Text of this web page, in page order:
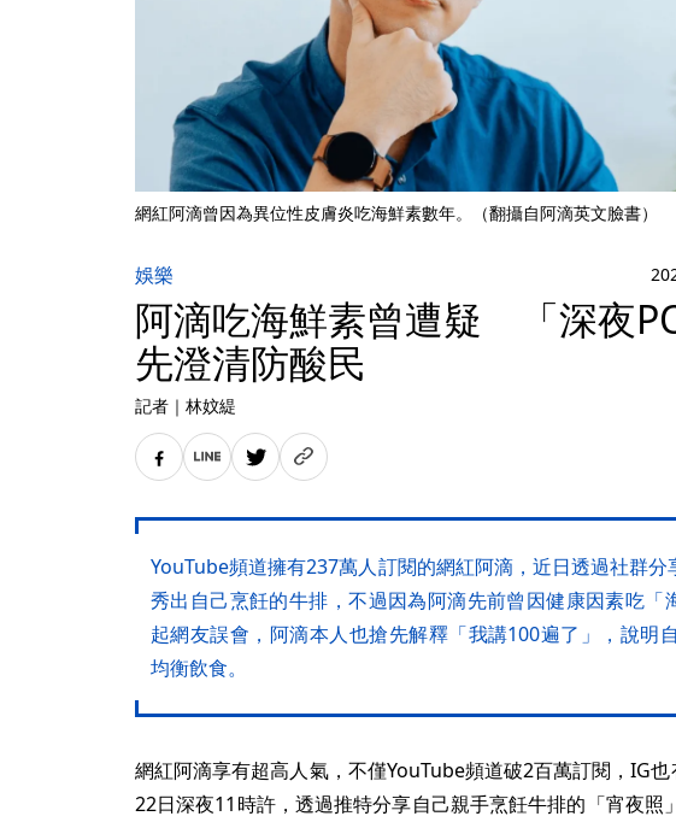
網紅阿滴曾因為異位性皮膚炎吃海鮮素數年。（翻攝自阿滴英文臉書）
娛樂
阿滴吃海鮮素曾遭疑 「深夜
先澄清防酸民
記者 ｜ 林妏緹
YouTube頻道擁有237萬人訂閱的網紅阿滴，近日透過社群分
秀出自己烹飪的牛排，不過因為阿滴先前曾因健康因素吃「
起網友誤會，阿滴本人也搶先解釋「我講100遍了」，說明
均衡飲食。
網紅阿滴享有超高人氣，不僅YouTube頻道破2百萬訂閱，IG
22日深夜11時許，透過推特分享自己親手烹飪牛排的「宵夜照